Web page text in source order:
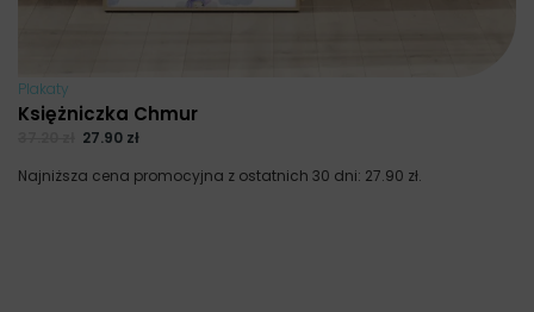
Plakaty
Księżniczka Chmur
27.90 zł
Najniższa cena promocyjna z ostatnich 30 dni: 27.90 zł.